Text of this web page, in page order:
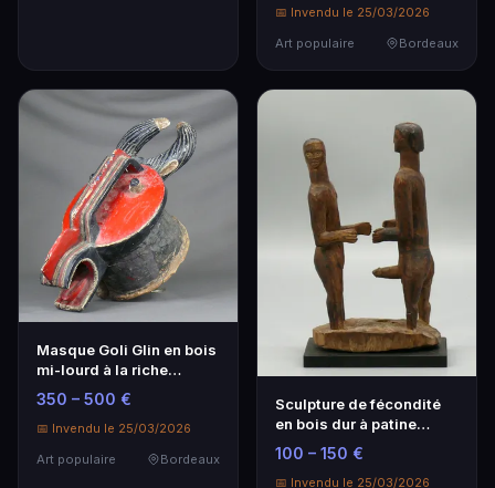
📅 Invendu le 25/03/2026
Art populaire
Bordeaux
Masque Goli Glin en bois
mi-lourd à la riche
polychromie - Art
populaire
350 – 500 €
📅 Invendu le 25/03/2026
Art populaire
Bordeaux
Sculpture de fécondité
en bois dur à patine
sombre - Art populaire
100 – 150 €
📅 Invendu le 25/03/2026